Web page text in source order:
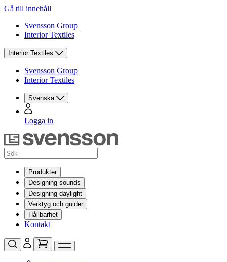
Gå till innehåll
Svensson Group
Interior Textiles
Interior Textiles
Svensson Group
Interior Textiles
Svenska
Logga in
Produkter
Designing sounds
Designing daylight
Verktyg och guider
Hållbarhet
Kontakt